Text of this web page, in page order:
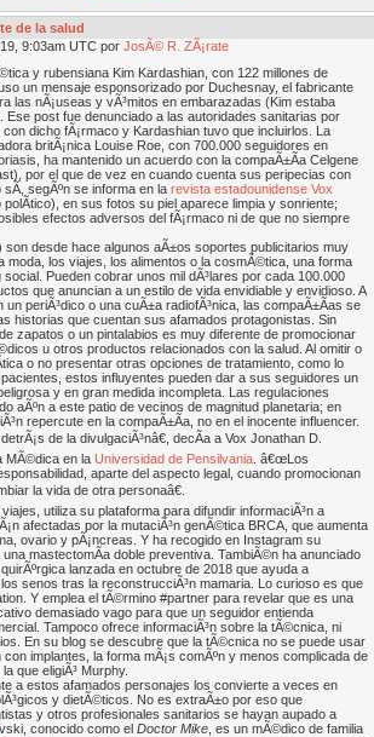
de la salud
9:03am UTC por JosÃ© R. ZÃ¡rate
y rubensiana Kim Kardashian, con 122 millones de
un mensaje esponsorizado por Duchesnay, el fabricante
las nÃ¡useas y vÃ³mitos en embarazadas (Kim estaba
Ese post fue denunciado a las autoridades sanitarias por
dicho fÃ¡rmaco y Kardashian tuvo que incluirlos. La
britÃ¡nica Louise Roe, con 700.000 seguidores en
ha mantenido un acuerdo con la compaÃ±Ã­a Celgene
por el que de vez en cuando cuenta sus peripecias con
segÃºn se informa en la revista estadounidense Vox
en sus fotos su piel aparece limpia y sonriente;
efectos adversos del fÃ¡rmaco ni de que no siempre
son desde hace algunos aÃ±os soportes publicitarios muy
moda, los viajes, los alimentos o la cosmÃ©tica, una forma
social. Pueden cobrar unos mil dÃ³lares por cada 100.000
que anuncian a un estilo de vida envidiable y envidioso. A
un periÃ³dico o una cuÃ±a radiofÃ³nica, las compaÃ±Ã­as se
historias que cuentan sus afamados protagonistas. Sin
zapatos o un pintalabios es muy diferente de promocionar
u otros productos relacionados con la salud. Al omitir o
o no presentar otras opciones de tratamiento, como lo
estos influyentes pueden dar a sus seguidores un
y en gran medida incompleta. Las regulaciones
aÃºn a este patio de vecinos de magnitud planetaria; en
repercute en la compaÃ±Ã­a, no en el inocente influencer.
de la divulgaciÃ³nâ€, decÃ­a a Vox Jonathan D.
MÃ©dica en la Universidad de Pensilvania . â€œLos
aparte del aspecto legal, cuando promocionan
la vida de otra personaâ€.
utiliza su plataforma para difundir informaciÃ³n a
afectadas por la mutaciÃ³n genÃ©tica BRCA, que aumenta
ovario y pÃ¡ncreas. Y ha recogido en Instagram su
mastectomÃ­a doble preventiva. TambiÃ©n ha anunciado
quirÃºrgica lanzada en octubre de 2018 que ayuda a
senos tras la reconstrucciÃ³n mamaria. Lo curioso es que
Y emplea el tÃ©rmino #partner para revelar que es una
demasiado vago para que un seguidor entienda
Tampoco ofrece informaciÃ³n sobre la tÃ©cnica, ni
En su blog se descubre que la tÃ©cnica no se puede usar
implantes, la forma mÃ¡s comÃºn y menos complicada de
que eligiÃ³ Murphy.
a estos afamados personajes los convierte a veces en
y dietÃ©ticos. No es extraÃ±o por eso que
y otros profesionales sanitarios se hayan aupado a
conocido como el Doctor Mike , es un mÃ©dico de familia